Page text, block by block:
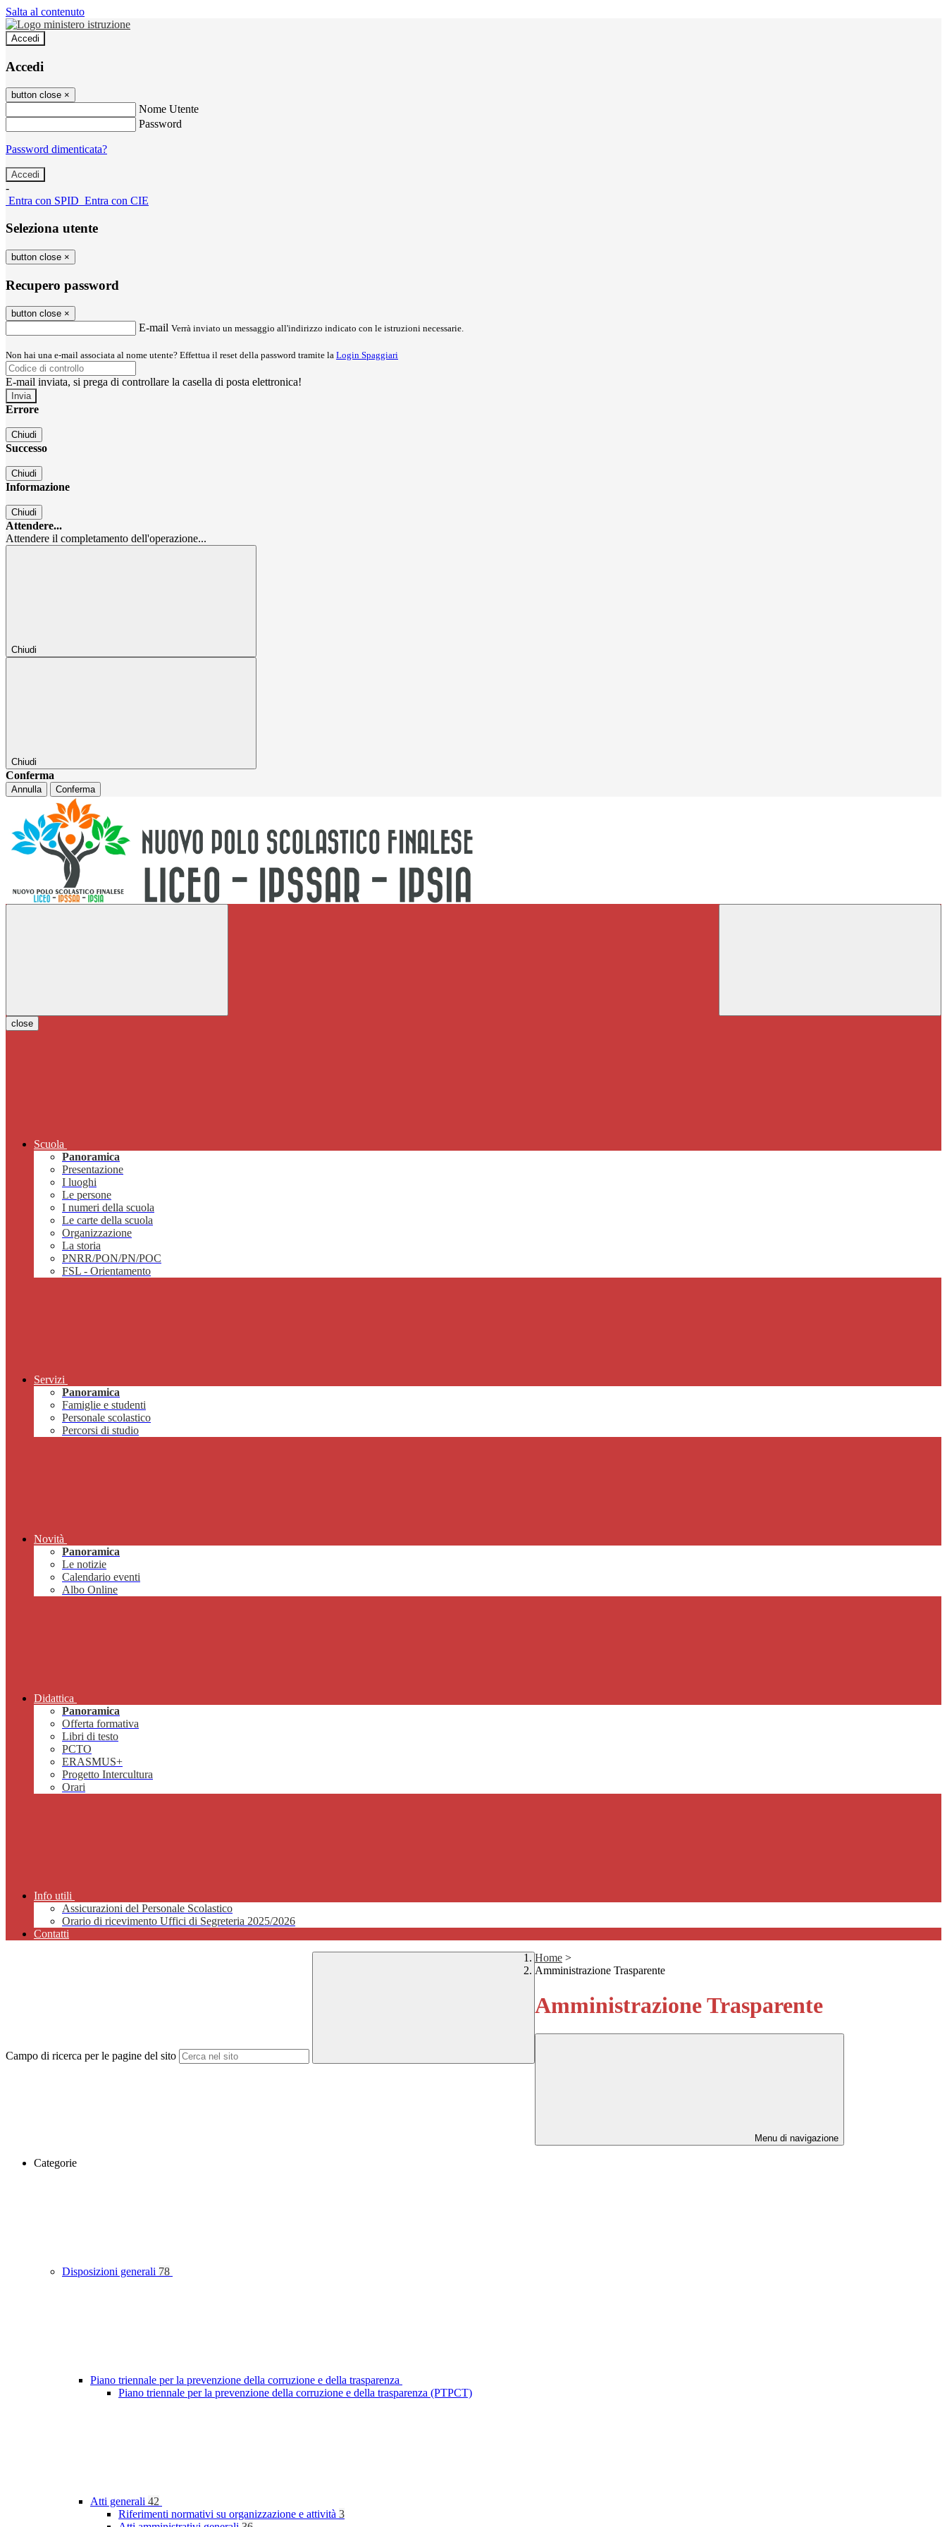
Salta al contenuto
Accedi
Accedi
button close ×
Nome Utente
Password
Password dimenticata?
-
Entra con SPID Entra con CIE
Seleziona utente
button close ×
Recupero password
button close ×
E-mail Verrà inviato un messaggio all'indirizzo indicato con le istruzioni necessarie.
Non hai una e-mail associata al nome utente? Effettua il reset della password tramite la Login Spaggiari
E-mail inviata, si prega di controllare la casella di posta elettronica!
Errore
Chiudi
Successo
Chiudi
Informazione
Chiudi
Attendere...
Attendere il completamento dell'operazione...
Chiudi
Chiudi
Conferma
Annulla Conferma
close
Scuola
Panoramica
Presentazione
I luoghi
Le persone
I numeri della scuola
Le carte della scuola
Organizzazione
La storia
PNRR/PON/PN/POC
FSL - Orientamento
Servizi
Panoramica
Famiglie e studenti
Personale scolastico
Percorsi di studio
Novità
Panoramica
Le notizie
Calendario eventi
Albo Online
Didattica
Panoramica
Offerta formativa
Libri di testo
PCTO
ERASMUS+
Progetto Intercultura
Orari
Info utili
Assicurazioni del Personale Scolastico
Orario di ricevimento Uffici di Segreteria 2025/2026
Contatti
Campo di ricerca per le pagine del sito
Home >
Amministrazione Trasparente
Amministrazione Trasparente
Menu di navigazione
Categorie
Disposizioni generali 78
Piano triennale per la prevenzione della corruzione e della trasparenza
Piano triennale per la prevenzione della corruzione e della trasparenza (PTPCT)
Atti generali 42
Riferimenti normativi su organizzazione e attività 3